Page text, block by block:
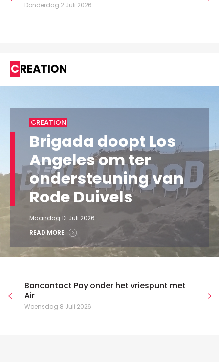
Donderdag 2 Juli 2026
CREATION
CREATION
Brigada doopt Los
Angeles om ter
ondersteuning van
Rode Duivels
Maandag 13 Juli 2026
READ MORE
Bancontact Pay onder het vriespunt met
Air
Woensdag 8 Juli 2026